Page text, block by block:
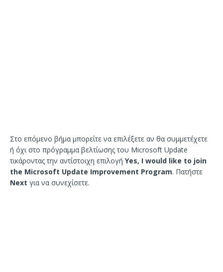
Στο επόμενο βήμα μπορείτε να επιλέξετε αν θα συμμετέχετε
ή όχι στο πρόγραμμα βελτίωσης του Microsoft Update
τικάροντας την αντίστοιχη επιλογή Yes, I would like to join
the Microsoft Update Improvement Program. Πατήστε
Next για να συνεχίσετε.